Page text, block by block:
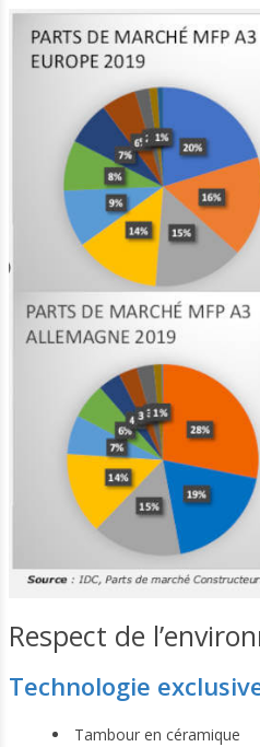
Respect de
Technologie
Tambour en céramique